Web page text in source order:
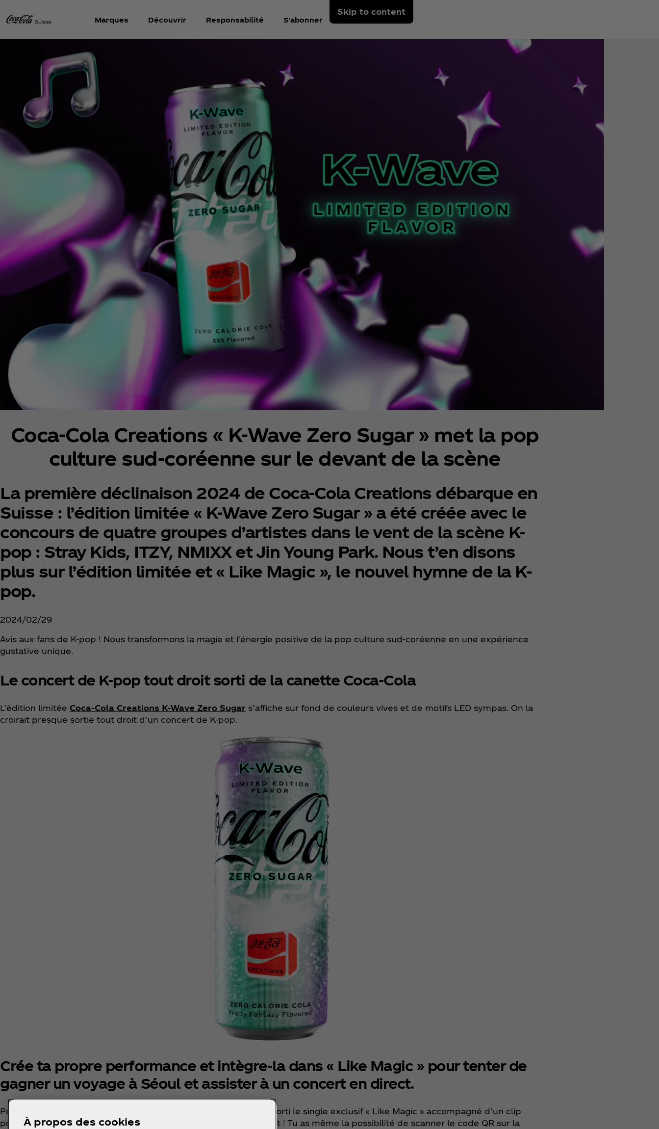
Skip to content
Marques Découvrir Responsabilité S'abonner
Coca‑Cola Creations « K-Wave Zero Sugar » met la pop
culture sud-coréenne sur le devant de la scène
La première déclinaison 2024 de Coca‑Cola Creations débarque en
Suisse : l’édition limitée « K-Wave Zero Sugar » a été créée avec le
concours de quatre groupes d’artistes dans le vent de la scène K-
pop : Stray Kids, ITZY, NMIXX et Jin Young Park. Nous t’en disons
plus sur l’édition limitée et « Like Magic », le nouvel hymne de la K-
pop.
2024/02/29
Avis aux fans de K-pop ! Nous transformons la magie et l'énergie positive de la pop culture sud-coréenne en une expérience
gustative unique.
Le concert de K-pop tout droit sorti de la canette Coca‑Cola
L’édition limitée Coca‑Cola Creations K-Wave Zero Sugar s’affiche sur fond de couleurs vives et de motifs LED sympas. On la
croirait presque sortie tout droit d’un concert de K-pop.
Crée ta propre performance et intègre-la dans « Like Magic » pour tenter de
gagner un voyage à Séoul et assister à un concert en direct.
Pour cette première, les trois groupes de K-pop ont également sorti le single exclusif « Like Magic » accompagné d’un clip
portant le même titre et produit par J. Y. Park. Et ce n’est pas tout ! Tu as même la possibilité de scanner le code QR sur la
À propos des cookies